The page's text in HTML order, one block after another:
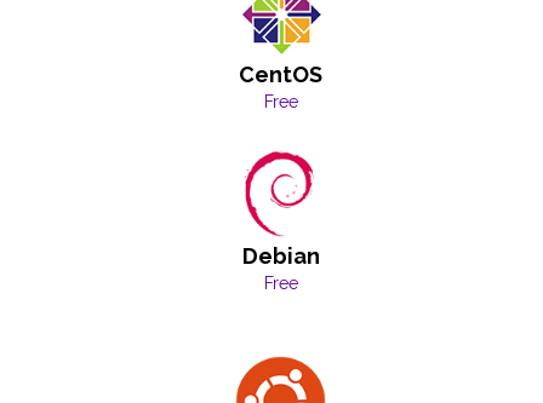
CentOS
Free
Debian
Free